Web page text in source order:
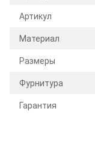
Артикул
Материал
Размеры
Фурнитура
Гарантия